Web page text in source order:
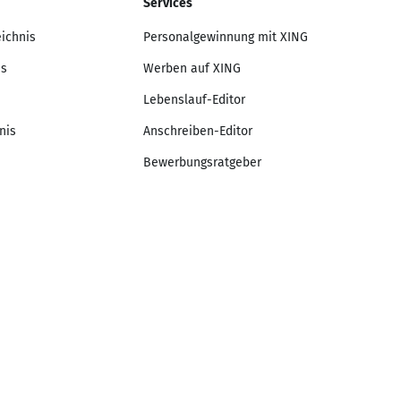
Services
Personalgewinnung mit XING
Werben auf XING
Lebenslauf-Editor
Anschreiben-Editor
Bewerbungsratgeber